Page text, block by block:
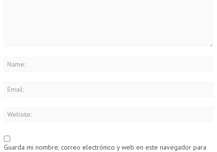
Guarda mi nombre, correo electrónico y web en este navegador para